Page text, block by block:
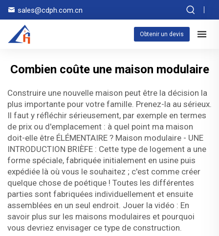
sales@cdph.com.cn
Obtenir un devis
Combien coûte une maison modulaire
Construire une nouvelle maison peut être la décision la
plus importante pour votre famille. Prenez-la au sérieux.
Il faut y réfléchir sérieusement, par exemple en termes
de prix ou d'emplacement : à quel point ma maison
doit-elle être ÉLÉMENTAIRE ? Maison modulaire - UNE
INTRODUCTION BRIÈFE : Cette type de logement a une
forme spéciale, fabriquée initialement en usine puis
expédiée là où vous le souhaitez ; c'est comme créer
quelque chose de poétique ! Toutes les différentes
parties sont fabriquées individuellement et ensuite
assemblées en un seul endroit. Jouer la vidéo : En
savoir plus sur les maisons modulaires et pourquoi
vous devriez envisager ce type de construction.